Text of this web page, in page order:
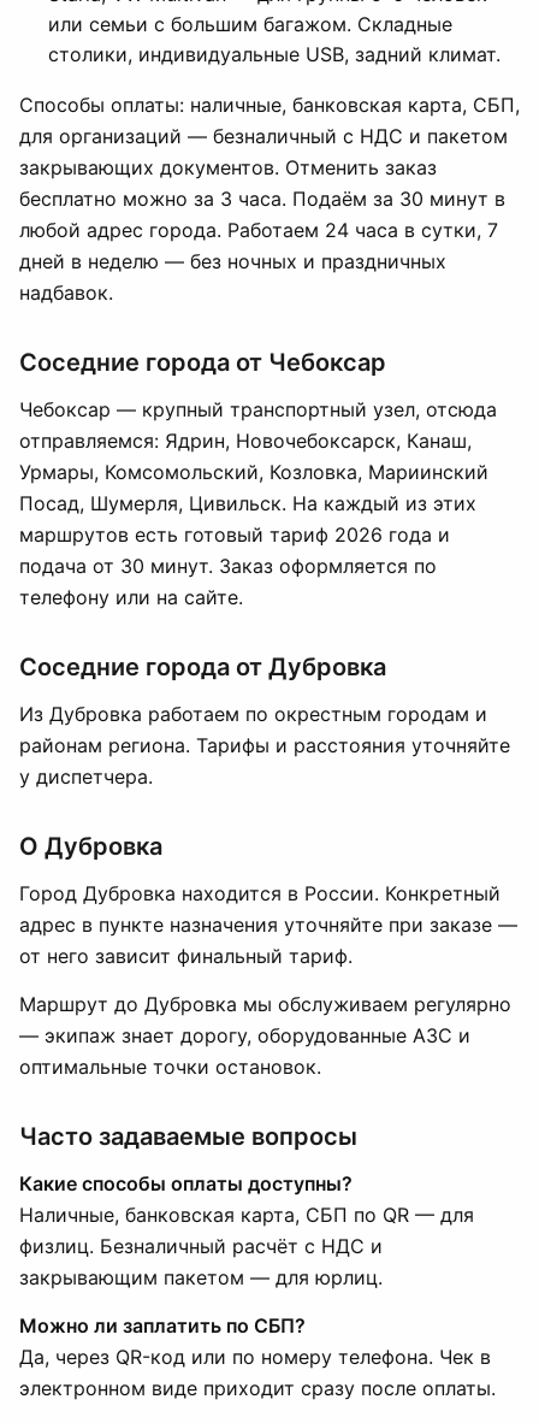
или семьи с большим багажом. Складные
столики, индивидуальные USB, задний климат.
Способы оплаты: наличные, банковская карта, СБП,
для организаций — безналичный с НДС и пакетом
закрывающих документов. Отменить заказ
бесплатно можно за 3 часа. Подаём за 30 минут в
любой адрес города. Работаем 24 часа в сутки, 7
дней в неделю — без ночных и праздничных
надбавок.
Соседние города от Чебоксар
Чебоксар — крупный транспортный узел, отсюда
отправляемся: Ядрин, Новочебоксарск, Канаш,
Урмары, Комсомольский, Козловка, Мариинский
Посад, Шумерля, Цивильск. На каждый из этих
маршрутов есть готовый тариф 2026 года и
подача от 30 минут. Заказ оформляется по
телефону или на сайте.
Соседние города от Дубровка
Из Дубровка работаем по окрестным городам и
районам региона. Тарифы и расстояния уточняйте
у диспетчера.
О Дубровка
Город Дубровка находится в России. Конкретный
адрес в пункте назначения уточняйте при заказе —
от него зависит финальный тариф.
Маршрут до Дубровка мы обслуживаем регулярно
— экипаж знает дорогу, оборудованные АЗС и
оптимальные точки остановок.
Часто задаваемые вопросы
Какие способы оплаты доступны?
Наличные, банковская карта, СБП по QR — для
физлиц. Безналичный расчёт с НДС и
закрывающим пакетом — для юрлиц.
Можно ли заплатить по СБП?
Да, через QR-код или по номеру телефона. Чек в
электронном виде приходит сразу после оплаты.